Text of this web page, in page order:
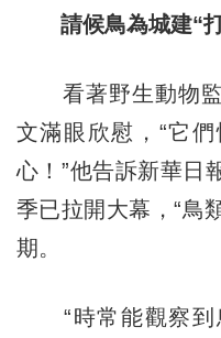
請候鳥為城建“
看著野生動物監
文滿眼欣慰，“它
心！”他告訴新華日
季已拉開大幕，“鳥
期。
“時常能觀察到